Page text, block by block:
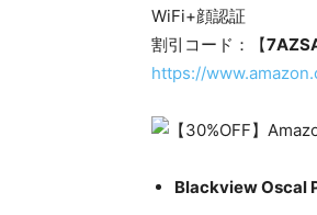
WiFi+顔認証
割引コード：【
https://
Blackview Oscal